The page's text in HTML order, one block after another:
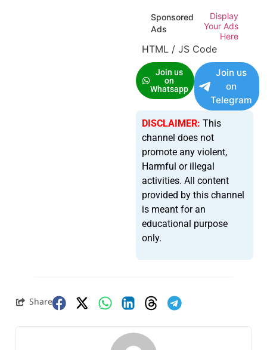
Sponsored
Ads
Display
Your Ads
Here
HTML / JS Code
Join us
on
Whatsapp
Join us
on
Telegram
DISCLAIMER: This
channel does not
promote any violent,
Harmful or illegal
activities. All content
provided by this channel
is meant for an
educational purpose
only.
Share